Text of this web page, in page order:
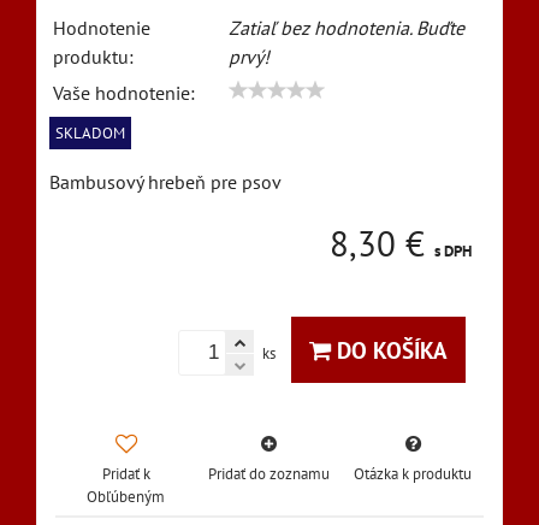
Hodnotenie
produktu:
Zatiaľ bez hodnotenia. Buďte
prvý!
Vaše hodnotenie:
SKLADOM
Bambusový hrebeň pre psov
8,30 € s DPH
ks DO KOŠÍKA
Pridať k
Obľúbeným
Pridať do zoznamu Otázka k produktu